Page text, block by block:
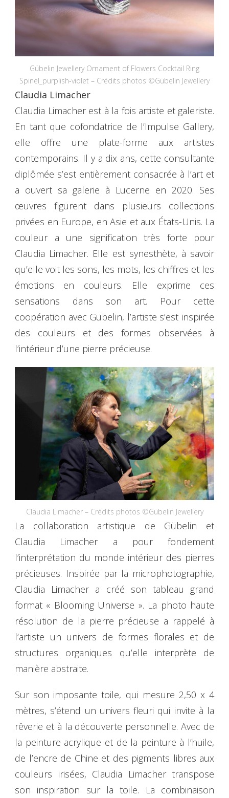
Gübelin Jewellery Ornament of Flowers Cocktail Ring
Spinel_purplish-violet – Crédits photos ©Gübelin Jewellery
Claudia Limacher
Claudia Limacher est à la fois artiste et galeriste.
En tant que cofondatrice de l’Impulse Gallery,
elle offre une plate-forme aux artistes
contemporains. Il y a dix ans, cette consultante
diplômée s’est entièrement consacrée à l’art et
a ouvert sa galerie à Lucerne en 2020. Ses
œuvres figurent dans plusieurs collections
privées en Europe, en Asie et aux États-Unis. La
couleur a une signification très forte pour
Claudia Limacher. Elle est synesthète, à savoir
qu’elle voit les sons, les mots, les chiffres et les
émotions en couleurs. Elle exprime ces
sensations dans son art. Pour cette
coopération avec Gübelin, l’artiste s’est inspirée
des couleurs et des formes observées à
l’intérieur d’une pierre précieuse.
Claudia Limacher – Crédits photos ©Gübelin Jewellery
La collaboration artistique de Gübelin et
Claudia Limacher a pour fondement
l’interprétation du monde intérieur des pierres
précieuses. Inspirée par la microphotographie,
Claudia Limacher a créé son tableau grand
format « Blooming Universe ». La photo haute
résolution de la pierre précieuse a rappelé à
l’artiste un univers de formes florales et de
structures organiques qu’elle interprète de
manière abstraite.
Sur son imposante toile, qui mesure 2,50 x 4
mètres, s’étend un univers fleuri qui invite à la
rêverie et à la découverte personnelle. Avec de
la peinture acrylique et de la peinture à l’huile,
de l’encre de Chine et des pigments libres aux
couleurs irisées, Claudia Limacher transpose
son inspiration sur la toile. La combinaison